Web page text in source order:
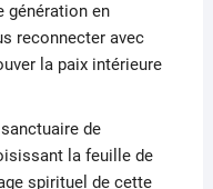
génération en
reconnecter avec
la paix intérieure
de
la feuille de
spirituel de cette